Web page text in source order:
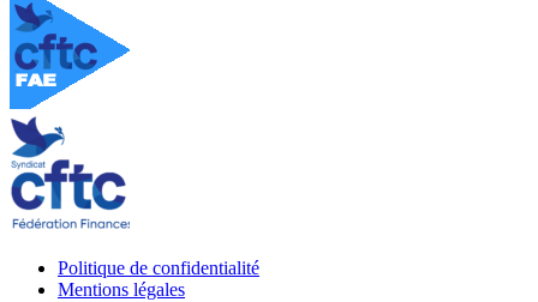
Politique de confidentialité
Mentions légales